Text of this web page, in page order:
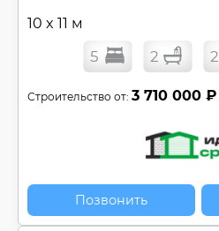
10 x 11 м
5 2 2
Строительство от: 3 710 000 ₽
Позвонить